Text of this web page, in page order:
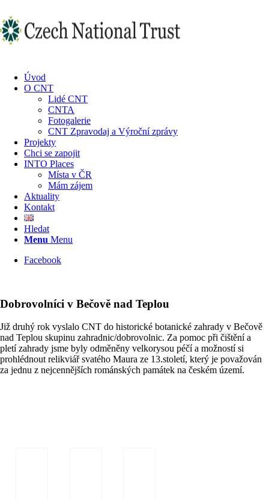
Úvod
O CNT
Lidé CNT
CNTA
Fotogalerie
CNT Zpravodaj a Výroční zprávy
Projekty
Chci se zapojit
INTO Places
Místa v ČR
Mám zájem
Aktuality
Kontakt
Hledat
Menu Menu
Facebook
Dobrovolníci v Bečově nad Teplou
Již druhý rok vyslalo CNT do historické botanické zahrady v Bečově
nad Teplou skupinu zahradnic/dobrovolnic. Za pomoc při čištění a
pletí zahrady jsme byly odměněny velkorysou péčí a možností si
prohlédnout relikviář svatého Maura ze 13.století, který je považován
za jednu z nejcennějších románských památek na českém území.